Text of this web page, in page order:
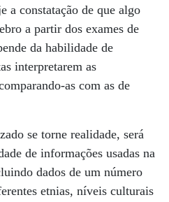
a constatação de que algo
a partir dos exames de
da habilidade de
interpretarem as
as com as de
se torne realidade, será
de informações usadas na
dados de um número
etnias, níveis culturais